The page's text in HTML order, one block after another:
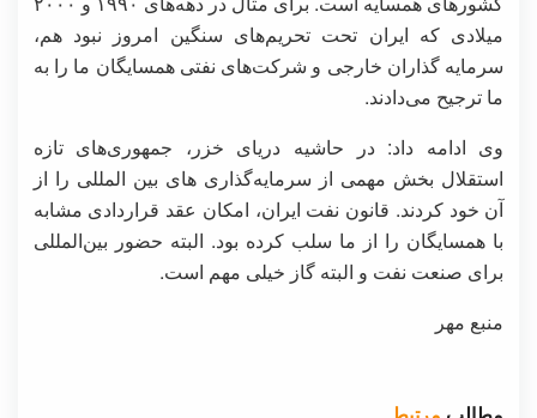
میلادی که ایران تحت تحریم‌های سنگین امروز نبود هم،
سرمایه گذاران خارجی و شرکت‌های نفتی همسایگان ما را به
ما ترجیح می‌دادند.
وی ادامه داد: در حاشیه دریای خزر، جمهوری‌های تازه
استقلال بخش مهمی از سرمایه‌گذاری های بین المللی را از
آن خود کردند. قانون نفت ایران، امکان عقد قراردادی مشابه
با همسایگان را از ما سلب کرده بود. البته حضور بین‌المللی
برای صنعت نفت و البته گاز خیلی مهم است.
منبع مهر